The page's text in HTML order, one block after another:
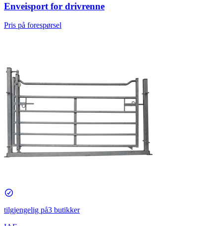
Enveisport for drivrenne
Pris på forespørsel
tilgjengelig på3 butikker